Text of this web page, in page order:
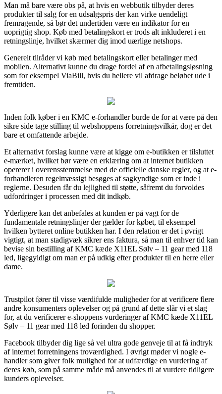
Man må bare være obs på, at hvis en webbutik tilbyder deres
produkter til salg for en udsalgspris der kan virke uendeligt
fremragende, så bør det undertiden være en indikator for en
uoprigtig shop. Køb med betalingskort er trods alt inkluderet i en
retningslinje, hvilket skærmer dig imod uærlige netshops.
Generelt tilråder vi køb med betalingskort eller betalinger med
mobilen. Alternativt kunne du drage fordel af en afbetalingsløsning
som for eksempel ViaBill, hvis du hellere vil afdrage beløbet ude i
fremtiden.
Inden folk køber i en KMC e-forhandler burde de for at være på den
sikre side tage stilling til webshoppens forretningsvilkår, dog er det
bare et omfattende arbejde.
Et alternativt forslag kunne være at kigge om e-butikken er tilsluttet
e-mærket, hvilket bør være en erklæring om at internet butikken
opererer i overensstemmelse med de officielle danske regler, og at e-
forhandleren regelmæssigt besøges af sagkyndige som er inde i
reglerne. Desuden får du lejlighed til støtte, såfremt du forvoldes
udfordringer i processen med dit indkøb.
Yderligere kan det anbefales at kunden er på vagt for de
fundamentale retningslinjer der gælder for købet, til eksempel
hvilken bytteret online butikken har. I den relation er det i øvrigt
vigtigt, at man stadigvæk sikrer ens faktura, så man til enhver tid kan
bevise sin bestilling af KMC kæde X11EL Sølv – 11 gear med 118
led, ligegyldigt om man er på udkig efter produkter til en herre eller
dame.
Trustpilot fører til visse værdifulde muligheder for at verificere flere
andre konsumenters oplevelser og på grund af dette slår vi et slag
for, at du verificerer e-shoppens vurderinger af KMC kæde X11EL
Sølv – 11 gear med 118 led forinden du shopper.
Facebook tilbyder dig lige så vel ultra gode genveje til at få indtryk
af internet forretningens troværdighed. I øvrigt møder vi nogle e-
handler som giver folk mulighed for at udfærdige en vurdering af
deres køb, som på samme måde må anvendes til at vurdere tidligere
kunders oplevelser.